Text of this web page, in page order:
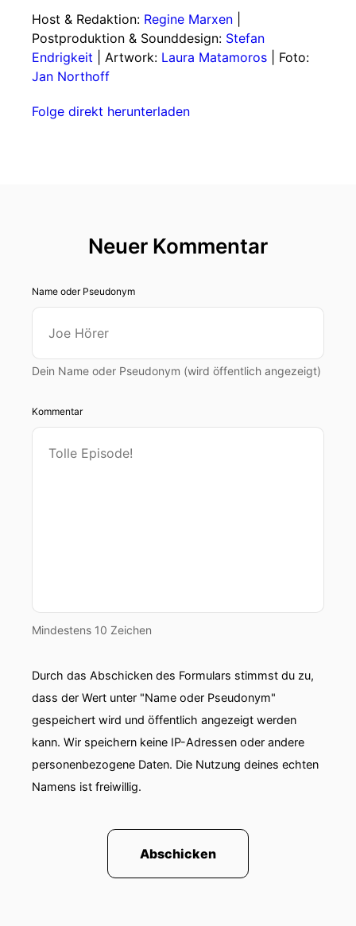
Host & Redaktion: Regine Marxen
Postproduktion & Sounddesign: Stefan
Endrigkeit | Artwork: Laura Matamoros | Foto:
Jan Northoff
Folge direkt herunterladen
Neuer Kommentar
Name oder Pseudonym
Dein Name oder Pseudonym (wird öffentlich angezeigt)
Kommentar
Mindestens 10 Zeichen
Durch das Abschicken des Formulars stimmst du zu,
dass der Wert unter "Name oder Pseudonym"
gespeichert wird und öffentlich angezeigt werden
kann. Wir speichern keine IP-Adressen oder andere
personenbezogene Daten. Die Nutzung deines echten
Namens ist freiwillig.
Abschicken